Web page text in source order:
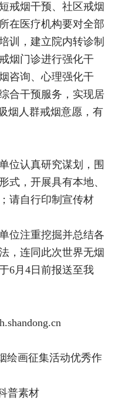
戒烟干预、社区戒烟
在医疗机构要对全部
训，建立院内转诊制
烟门诊进行强化干
咨询、心理强化干
合干预服务，实现居
烟人群戒烟意愿，有
位认真研究谋划，围
式，开展具有本地、
请自行印制宣传材
位注重挖掘并总结各
，连同此次世界无烟
6月4日前报送至我
绘画征集活动优秀作
素材